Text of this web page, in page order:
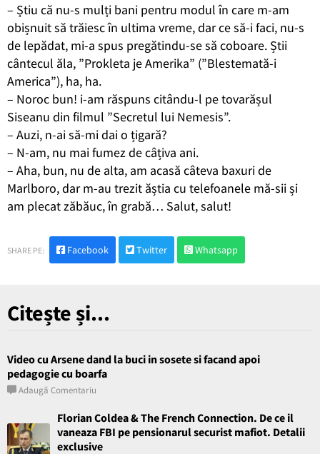
– Știu că nu-s mulți bani pentru modul în care m-am
obișnuit să trăiesc în ultima vreme, dar ce să-i faci, nu-s
de lepădat, mi-a spus pregătindu-se să coboare. Știi
cântecul ăla, ”Prokleta je Amerika” (”Blestemată-i
America”), ha, ha.
– Noroc bun! i-am răspuns citându-l pe tovarășul
Siseanu din filmul ”Secretul lui Nemesis”.
– Auzi, n-ai să-mi dai o țigară?
– N-am, nu mai fumez de câțiva ani.
– Aha, bun, nu de alta, am acasă câteva baxuri de
Marlboro, dar m-au trezit ăștia cu telefoanele mă-sii și
am plecat zăbăuc, în grabă… Salut, salut!
SHARE PE: Facebook Twitter Whatsapp
Citește și...
Video cu Arsene dand la buci in sosete si facand apoi
pedagogie cu boarfa
Adaugă Comentariu
Florian Coldea & The French Connection. De ce il
vaneaza FBI pe pensionarul securist mafiot. Detalii
exclusive